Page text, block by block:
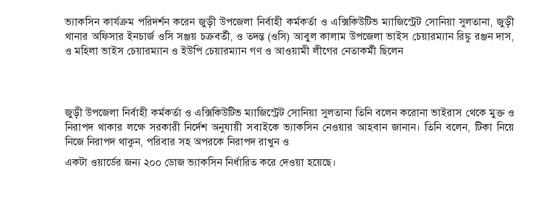
ভ্যাকসিন কার্যক্রম পরিদর্শন করেন জুড়ী উপজেলা নির্বাহী কর্মকর্তা ও এক্সিকিউটিভ ম্যাজিস্ট্রেট সোনিয়া সুলতানা, জুড়ী
থানার অফিসার ইনচার্জ ওসি সঞ্জয় চক্রবর্তী, ও তদন্ত (ওসি) আবুল কালাম উপজেলা ভাইস চেয়ারম্যান রিঙ্কু রঞ্জন দাস,
ও মহিলা ভাইস চেয়ারম্যান ও ইউপি চেয়ারম্যান গণ ও আওয়ামী লীগের নেতাকর্মী ছিলেন
জুড়ী উপজেলা নির্বাহী কর্মকর্তা ও এক্সিকিউটিভ ম্যাজিস্ট্রেট সোনিয়া সুলতানা তিনি বলেন করোনা ভাইরাস থেকে মুক্ত ও
নিরাপদ থাকার লক্ষে সরকারী নির্দেশ অনুযায়ী সবাইকে ভ্যাকসিন নেওয়ার আহবান জানান। তিনি বলেন, টিকা নিয়ে
নিজে নিরাপদ থাকুন, পরিবার সহ অপরকে নিরাপদ রাখুন ও
একটা ওয়ার্ডের জন্য ২০০ ডোজ ভ্যাকসিন নির্ধারিত করে দেওয়া হয়েছে।